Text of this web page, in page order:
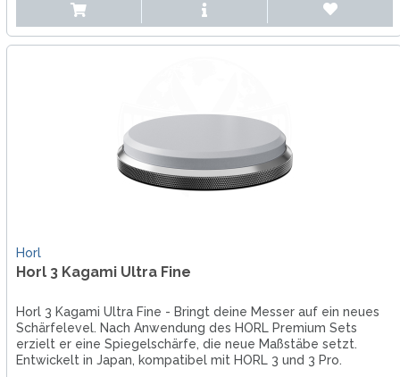
Horl
Horl 3 Kagami Ultra Fine
Horl 3 Kagami Ultra Fine - Bringt deine Messer auf ein neues
Schärfelevel. Nach Anwendung des HORL Premium Sets
erzielt er eine Spiegelschärfe, die neue Maßstäbe setzt.
Entwickelt in Japan, kompatibel mit HORL 3 und 3 Pro.